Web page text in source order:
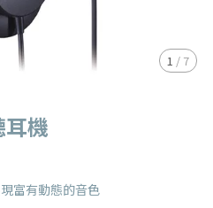
1 / 7
機
富有動態的音色